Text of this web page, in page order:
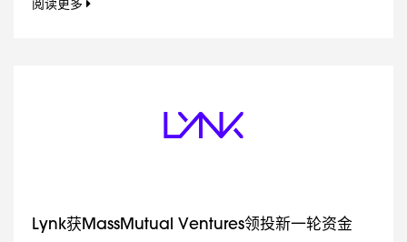
阅读更多
Lynk获MassMutual Ventures领投新一轮资金